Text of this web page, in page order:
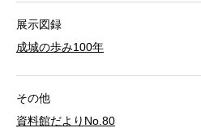
展示図録
成城の歩み100年
その他
資料館だよりNo.80